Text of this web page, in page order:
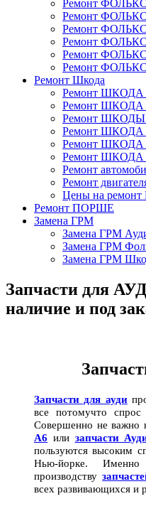
Ремонт
Ремонт
Ремонт
Ремонт
Ремонт
Ремонт
Ремонт Шкода
Ремонт
Ремонт
Ремонт
Ремонт
Ремонт
Ремонт
Ремонт
Ремонт
Цены на
Ремонт ПОРШЕ
Замена ГРМ
Замена ГРМ
Замена ГРМ
Замена ГРМ
Запчасти для
наличие и под
Запчасти для ауди
все потомучто
Совершенно не важно
А6 или запчасти
пользуются высоким
Нью-йорке.
производству
всех развивающихся и